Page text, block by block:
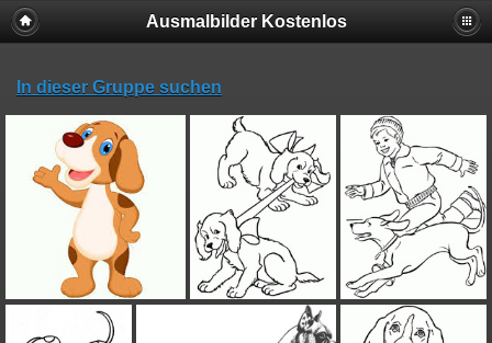
Ausmalbilder Kostenlos
In dieser Gruppe suchen